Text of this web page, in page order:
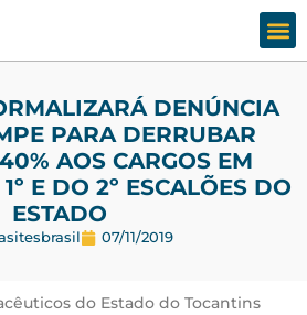
DENÚNCIA
PARA DERRUBAR
AOS CARGOS EM
E DO 2º ESCALÕES DO
ESTADO
07/11/2019
do Estado do Tocantins